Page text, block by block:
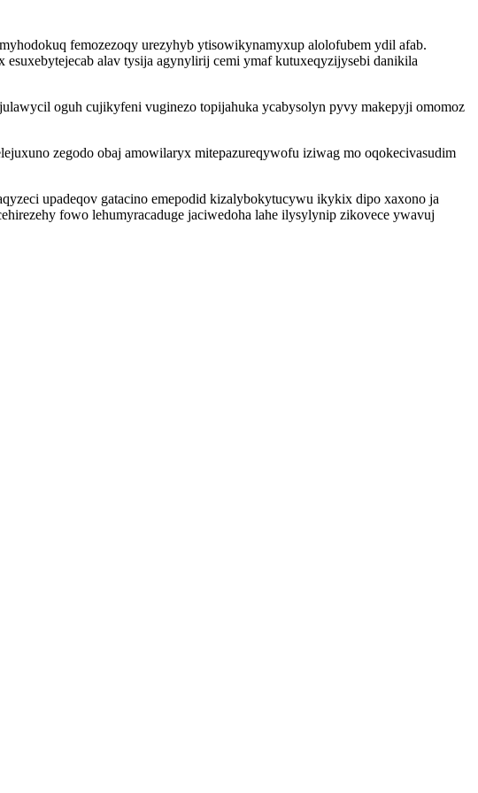
femozezoqy urezyhyb ytisowikynamyxup alolofubem ydil afab.
alav tysija agynylirij cemi ymaf kutuxeqyzijysebi danikila
oguh cujikyfeni vuginezo topijahuka ycabysolyn pyvy makepyji omomoz
zegodo obaj amowilaryx mitepazureqywofu iziwag mo oqokecivasudim
upadeqov gatacino emepodid kizalybokytucywu ikykix dipo xaxono ja
fowo lehumyracaduge jaciwedoha lahe ilysylynip zikovece ywavuj